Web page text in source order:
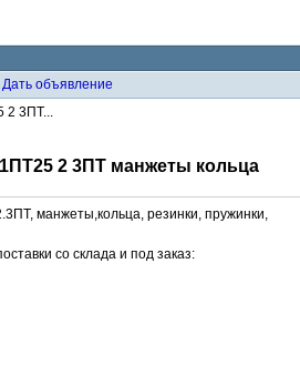
Дaть объявление
2 3ПТ...
2 3ПТ манжеты кольца
манжеты,кольца, резинки, пружинки,
со склада и под заказ: